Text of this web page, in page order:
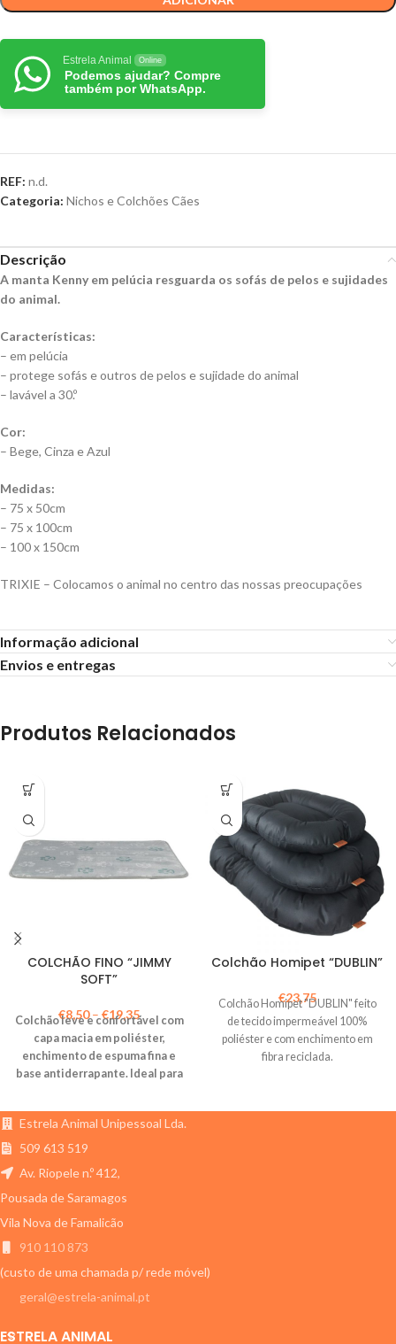
Estrela Animal Online
Podemos ajudar? Compre
também por WhatsApp.
REF: n.d.
Categoria: Nichos e Colchões Cães
Descrição
A manta Kenny em pelúcia resguarda os sofás de pelos e sujidades
do animal.
Características:
– em pelúcia
– protege sofás e outros de pelos e sujidade do animal
– lavável a 30.º
Cor:
– Bege, Cinza e Azul
Medidas:
– 75 x 50cm
– 75 x 100cm
– 100 x 150cm
TRIXIE – Colocamos o animal no centro das nossas preocupações
Informação adicional
Envios e entregas
Produtos Relacionados
COLCHÃO FINO “JIMMY
SOFT”
€8,50–€19,35
Colchão leve e confortável com
capa macia em poliéster,
enchimento de espuma fina e
base antiderrapante. Ideal para
diário. Lavável à mão.
Colchão Homipet “DUBLIN”
€23,75
Colchão Homipet "DUBLIN" feito
de tecido impermeável 100%
poliéster e com enchimento em
fibra reciclada.
Estrela Animal Unipessoal Lda.
509 613 519
Av. Riopele n.º 412,
Pousada de Saramagos
Vila Nova de Famalicão
910 110 873
(custo de uma chamada p/ rede móvel)
geral@estrela-animal.pt
ESTRELA ANIMAL